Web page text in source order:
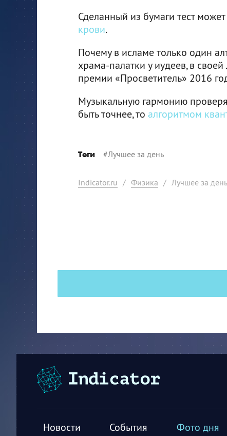
Сделанный из бумаги тест
крови.
Почему в исламе только один
храма-палатки у иудеев, в своей
премии «Просветитель» 2016
Музыкальную гармонию
быть точнее, то алгоритмом
Теги #Лучшее за день
Indicator.ru / Физика / Лучшее за
Новости События Фото дня